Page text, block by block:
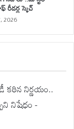
రీడర్ల స్కెచ్
2026
కఠిన నిర్ణయం..
నిషేధం -